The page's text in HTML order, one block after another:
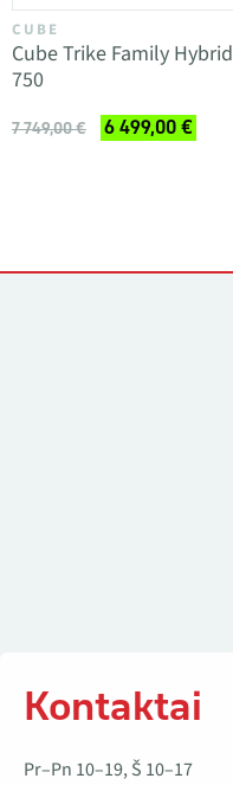
CUBE
Cube Trike Family Hybrid
750
7 749,00 € 6 499,00 €
Kontaktai
Pr–Pn 10–19, Š 10–17